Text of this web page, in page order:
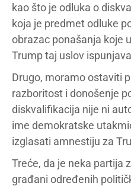
kao što je odluka o
koja je predmet odluke
obrazac ponašanja koje
Trump taj uslov
Drugo, moramo ostaviti
razboritost i donošenje
diskvalifikacija nije ni
ime demokratske
izglasati amnestiju za
Treće, da je neka partija
građani određenih